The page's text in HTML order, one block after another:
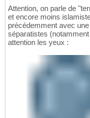
Attention, on parle de
et encore moins
précédemment avec
séparatistes
attention les yeux :